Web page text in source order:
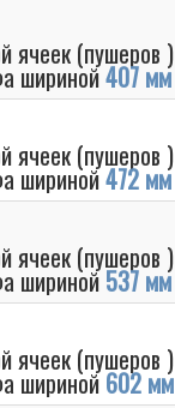
ячеек (пушеров )
шириной407 мм
ячеек (пушеров )
шириной472 мм
ячеек (пушеров )
шириной537 мм
ячеек (пушеров )
шириной602 мм